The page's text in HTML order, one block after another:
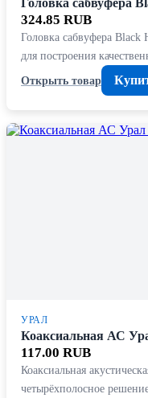
Головка сабвуфера
324.85 RUB
Головка сабвуфера
для построения
Открыть товар
УРАЛ
Коаксиальная АС
117.00 RUB
Коаксиальная
четырёхполосное